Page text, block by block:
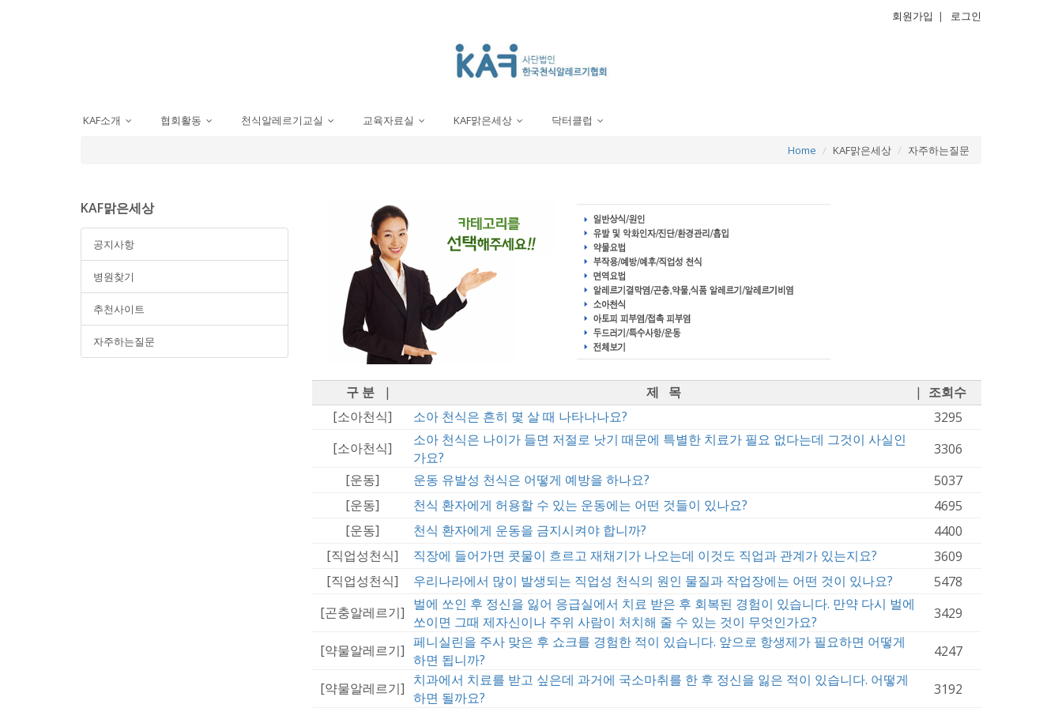
회원가입 | 로그인
KAF소개 협회활동 천식알레르기교실 교육자료실 KAF맑은세상 닥터클럽
Home KAF맑은세상 자주하는질문
KAF맑은세상
공지사항
병원찾기
추천사이트
자주하는질문
구 분 | 제 목 | 조회수
[소아천식]
소아 천식은 흔히 몇 살 때 나타나나요?
3295
[소아천식]
소아 천식은 나이가 들면 저절로 낫기 때문에 특별한 치료가 필요 없다는데 그것이 사실인
가요?
3306
[운동]
운동 유발성 천식은 어떻게 예방을 하나요?
5037
[운동]
천식 환자에게 허용할 수 있는 운동에는 어떤 것들이 있나요?
4695
[운동]
천식 환자에게 운동을 금지시켜야 합니까?
4400
[직업성천식]
직장에 들어가면 콧물이 흐르고 재채기가 나오는데 이것도 직업과 관계가 있는지요?
3609
[직업성천식]
우리나라에서 많이 발생되는 직업성 천식의 원인 물질과 작업장에는 어떤 것이 있나요?
5478
[곤충알레르기]
벌에 쏘인 후 정신을 잃어 응급실에서 치료 받은 후 회복된 경험이 있습니다. 만약 다시 벌에
쏘이면 그때 제자신이나 주위 사람이 처치해 줄 수 있는 것이 무엇인가요?
3429
[약물알레르기] 페니실린을 주사 맞은 후 쇼크를 경험한 적이 있습니다. 앞으로 항생제가 필요하면 어떻게
하면 됩니까?
4247
[약물알레르기] 치과에서 치료를 받고 싶은데 과거에 국소마취를 한 후 정신을 잃은 적이 있습니다. 어떻게
하면 될까요?
3192